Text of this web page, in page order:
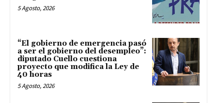
5 Agosto, 2026
“El gobierno de emergencia pasó
a ser el gobierno del desempleo”:
diputado Cuello cuestiona
proyecto que modifica la Ley de
40 horas
5 Agosto, 2026